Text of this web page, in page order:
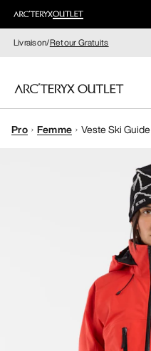
Livraison/Retour Gratuits
FEMME
Pro Femme Veste Ski Guide